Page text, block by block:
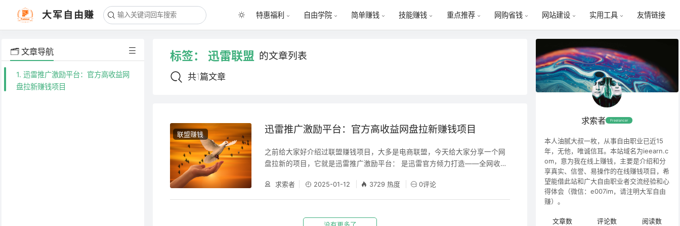
大军自由赚 特惠福利 自由学院 简单赚钱 技能赚钱 重点推荐 网购省钱 网站建设 实用工具 友情链接
🗂️ 文章导航
1. 迅雷推广激励平台：官方高收益网
盘拉新赚钱项目
标签：迅雷联盟 的文章列表
共1篇文章
迅雷推广激励平台：官方高收益网盘拉新赚钱项目
之前给大家好介绍过联盟赚钱项目，大多是电商联盟，今天给大家分享一个网
盘拉新的项目，它就是迅雷推广激励平台： 是迅雷官方倾力打造——全网收益
件并安装迅雷APP-领取激励。为什么选择迅雷？①操作简单：仅需配置口
令，分享到社交平台，即可坐等收钱；②安全可靠：上市企业，历史悠久的互
由；⑶超高收益：可信赖第三方数据监控；⑷快速提现：提现无门槛。 1、打
联盟赚钱
求索者 2025-01-12 3729 热度 0评论
求索者 Freelancer
本人油腻大叔一枚，从事自由职业已近15
年，无他，唯诚信耳。本站域名为ieearn.c
om，意为我在线上赚钱，主要是介绍和分
享真实、信誉、易操作的在线赚钱项目，希
望能借此站和广大自由职业者交流经验和心
得体会（微信：e007im，请注明大军自由
赚）。
文章数 评论数 阅读数